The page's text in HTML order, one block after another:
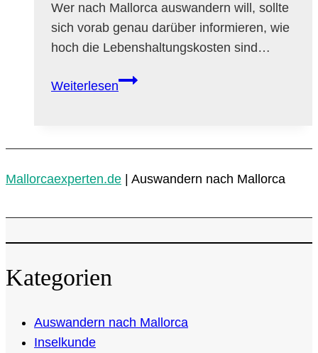
Wer nach Mallorca auswandern will, sollte
sich vorab genau darüber informieren, wie
hoch die Lebenshaltungskosten sind…
WeiterlesenGehalt
Mallorcaexperten.de
Auswandern nach Mallorca
Kategorien
Auswandern nach Mallorca
Inselkunde